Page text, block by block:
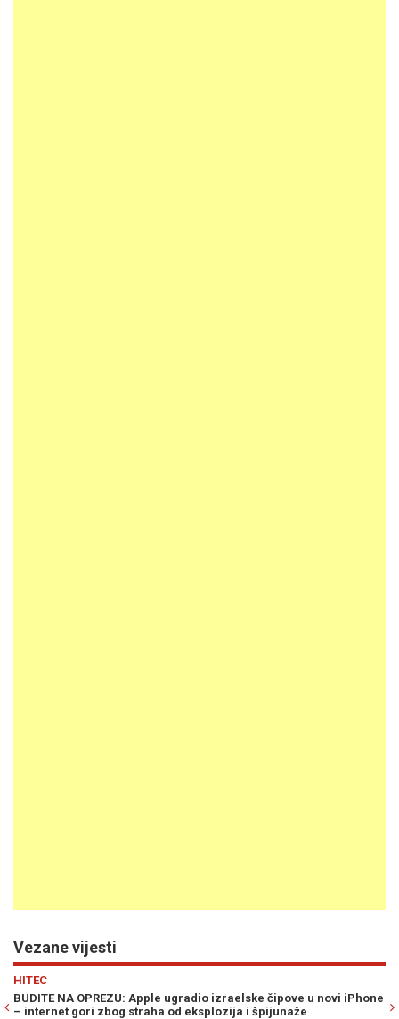
Vezane vijesti
u novi iPhone TEKTONSKE PROMJENE U SVIJETU TEHNOLOGIJE:
Cook, a na čelo Applea dolazi čovjek koji je stvorio